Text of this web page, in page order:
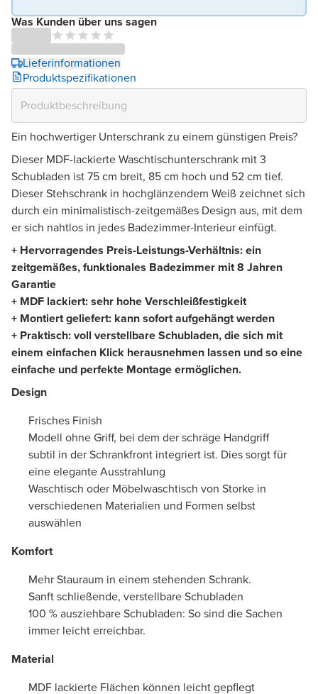
Was Kunden über uns sagen
Lieferinformationen
Produktspezifikationen
Ein hochwertiger Unterschrank zu einem günstigen Preis?
Dieser MDF-lackierte Waschtischunterschrank mit 3
Schubladen ist 75 cm breit, 85 cm hoch und 52 cm tief.
Dieser Stehschrank in hochglänzendem Weiß zeichnet sich
durch ein minimalistisch-zeitgemäßes Design aus, mit dem
er sich nahtlos in jedes Badezimmer-Interieur einfügt.
+ Hervorragendes Preis-Leistungs-Verhältnis: ein
zeitgemäßes, funktionales Badezimmer mit 8 Jahren
Garantie
+ MDF lackiert: sehr hohe Verschleißfestigkeit
+ Montiert geliefert: kann sofort aufgehängt werden
+ Praktisch: voll verstellbare Schubladen, die sich mit
einem einfachen Klick herausnehmen lassen und so eine
einfache und perfekte Montage ermöglichen.
Design
Frisches Finish
Modell ohne Griff, bei dem der schräge Handgriff
subtil in der Schrankfront integriert ist. Dies sorgt für
eine elegante Ausstrahlung
Waschtisch oder Möbelwaschtisch von Storke in
verschiedenen Materialien und Formen selbst
auswählen
Komfort
Mehr Stauraum in einem stehenden Schrank.
Sanft schließende, verstellbare Schubladen
100 % ausziehbare Schubladen: So sind die Sachen
immer leicht erreichbar.
Material
MDF lackierte Flächen können leicht gepflegt